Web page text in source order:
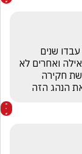
הנהג הזה